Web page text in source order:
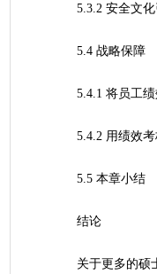
5.3.2 安全文
	5.4 战略保障
5.4.1 将员工
5.4.2 用绩效
	5.5 本章小结
	结论